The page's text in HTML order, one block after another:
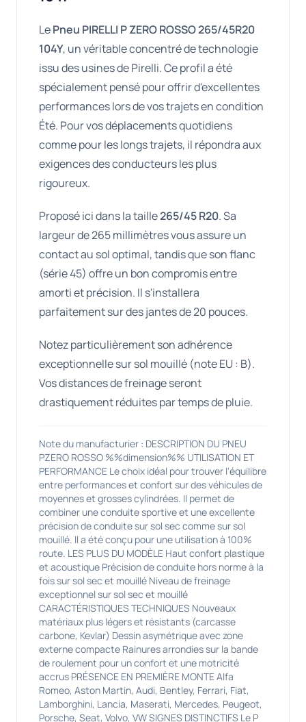
LePneu PIRELLI P ZERO ROSSO 265/45R20
104Y, un véritable concentré de technologie
issu des usines de Pirelli. Ce profil a été
spécialement pensé pour offrir d'excellentes
performances lors de vos trajets en condition
Été. Pour vos déplacements quotidiens
comme pour les longs trajets, il répondra aux
exigences des conducteurs les plus
rigoureux.
Proposé ici dans la taille265/45 R20. Sa
largeur de 265 millimètres vous assure un
contact au sol optimal, tandis que son flanc
(série 45) offre un bon compromis entre
amorti et précision. Il s'installera
parfaitement sur des jantes de 20 pouces.
Notez particulièrement son adhérence
exceptionnelle sur sol mouillé (note EU : B).
Vos distances de freinage seront
drastiquement réduites par temps de pluie.
Note du manufacturier : DESCRIPTION DU PNEU
PZERO ROSSO %%dimension%% UTILISATION ET
PERFORMANCE Le choix idéal pour trouver l'équilibre
entre performances et confort sur des véhicules de
moyennes et grosses cylindrées. Il permet de
combiner une conduite sportive et une excellente
précision de conduite sur sol sec comme sur sol
mouillé. Il a été conçu pour une utilisation à 100%
route. LES PLUS DU MODÈLE Haut confort plastique
et acoustique Précision de conduite hors norme à la
fois sur sol sec et mouillé Niveau de freinage
exceptionnel sur sol sec et mouillé
CARACTÉRISTIQUES TECHNIQUES Nouveaux
matériaux plus légers et résistants (carcasse
carbone, Kevlar) Dessin asymétrique avec zone
externe compacte Rainures arrondies sur la bande
de roulement pour un confort et une motricité
accrus PRÉSENCE EN PREMIÈRE MONTE Alfa
Romeo, Aston Martin, Audi, Bentley, Ferrari, Fiat,
Lamborghini, Lancia, Maserati, Mercedes, Peugeot,
Porsche, Seat, Volvo, VW SIGNES DISTINCTIFS Le P